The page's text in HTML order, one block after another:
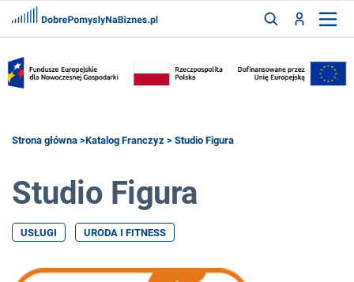
ZALOGUJ
ZAREJESTRUJ
FRANCZYZY
Strona główna >Katalog Franczyz > Studio Figura
Studio Figura
USŁUGI URODA I FITNESS